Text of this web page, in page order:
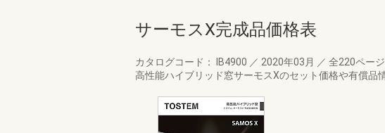
サーモスX完成品価格表
カタログコード： IB4900 ／ 2020年03月 ／ 全220ページ
高性能ハイブリッド窓サーモスXのセット価格や有償品